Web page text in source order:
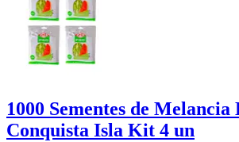
1000 Sementes de
Conquista Isla Kit 4 un